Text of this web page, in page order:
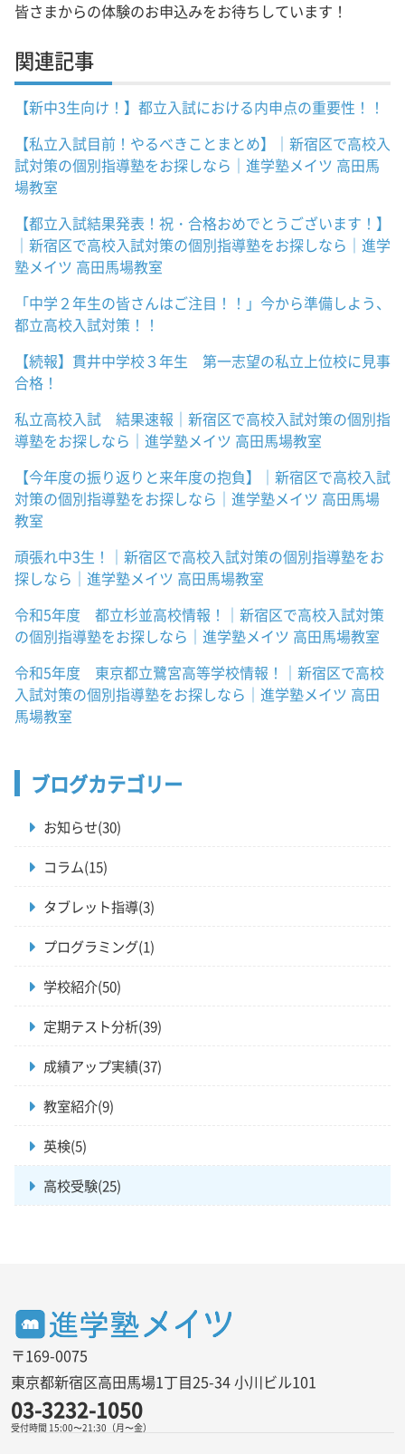
皆さまからの体験のお申込みをお待ちしています！
関連記事
【新中3生向け！】都立入試における内申点の重要性！！
【私立入試目前！やるべきことまとめ】｜新宿区で高校入
試対策の個別指導塾をお探しなら｜進学塾メイツ 高田馬
場教室
【都立入試結果発表！祝・合格おめでとうございます！】
｜新宿区で高校入試対策の個別指導塾をお探しなら｜進学
塾メイツ 高田馬場教室
「中学２年生の皆さんはご注目！！」今から準備しよう、
都立高校入試対策！！
【続報】貫井中学校３年生 第一志望の私立上位校に見事
合格！
私立高校入試 結果速報｜新宿区で高校入試対策の個別指
導塾をお探しなら｜進学塾メイツ 高田馬場教室
【今年度の振り返りと来年度の抱負】｜新宿区で高校入試
対策の個別指導塾をお探しなら｜進学塾メイツ 高田馬場
教室
頑張れ中3生！｜新宿区で高校入試対策の個別指導塾をお
探しなら｜進学塾メイツ 高田馬場教室
令和5年度 都立杉並高校情報！｜新宿区で高校入試対策
の個別指導塾をお探しなら｜進学塾メイツ 高田馬場教室
令和5年度 東京都立鷺宮高等学校情報！｜新宿区で高校
入試対策の個別指導塾をお探しなら｜進学塾メイツ 高田
馬場教室
ブログカテゴリー
お知らせ(30)
コラム(15)
タブレット指導(3)
プログラミング(1)
学校紹介(50)
定期テスト分析(39)
成績アップ実績(37)
教室紹介(9)
英検(5)
高校受験(25)
〒169-0075
東京都新宿区高田馬場1丁目25-34 小川ビル101
03-3232-1050
受付時間 15:00〜21:30（月〜金）